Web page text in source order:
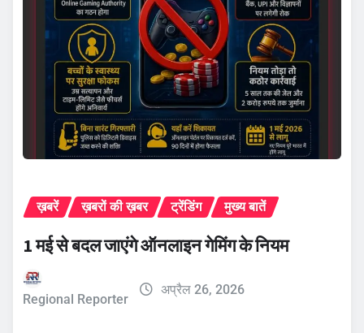
ख़बरें ख़बरों की ख़बर ट्रेंडिंग मुख्य बातें
1 मई से बदल जाएंगे ऑनलाइन गेमिंग के नियम
Regional Reporter
अप्रैल 26, 2026